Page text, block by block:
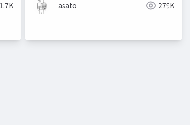
asato 279K